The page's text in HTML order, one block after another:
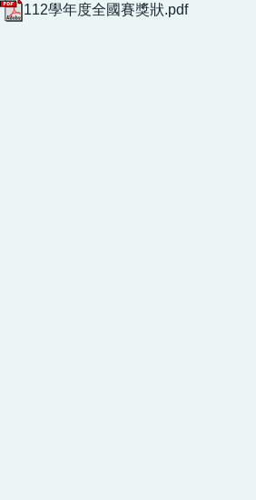
112學年度全國賽獎狀.pdf